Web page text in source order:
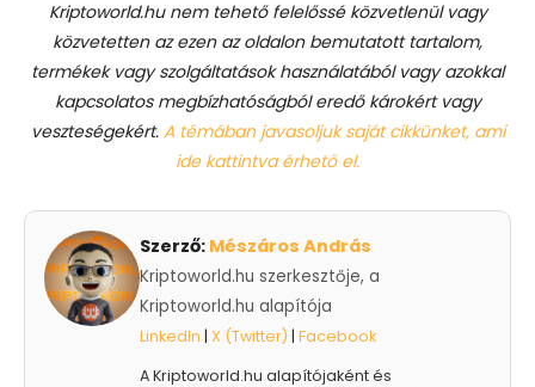
Kriptoworld.hu nem tehető felelőssé közvetlenül vagy
közvetetten az ezen az oldalon bemutatott tartalom,
termékek vagy szolgáltatások használatából vagy azokkal
kapcsolatos megbízhatóságból eredő károkért vagy
veszteségekért. A témában javasoljuk saját cikkünket, ami
ide kattintva érhető el.
Szerző: Mészáros András
Kriptoworld.hu szerkesztője, a
Kriptoworld.hu alapítója
LinkedIn | X (Twitter) | Facebook
A Kriptoworld.hu alapítójaként és